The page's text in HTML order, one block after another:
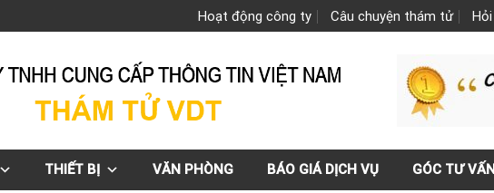
Hoạt động công ty Câu chuyện thám tử
THIẾT BỊ VĂN PHÒNG BÁO GIÁ DỊCH VỤ GÓC TƯ